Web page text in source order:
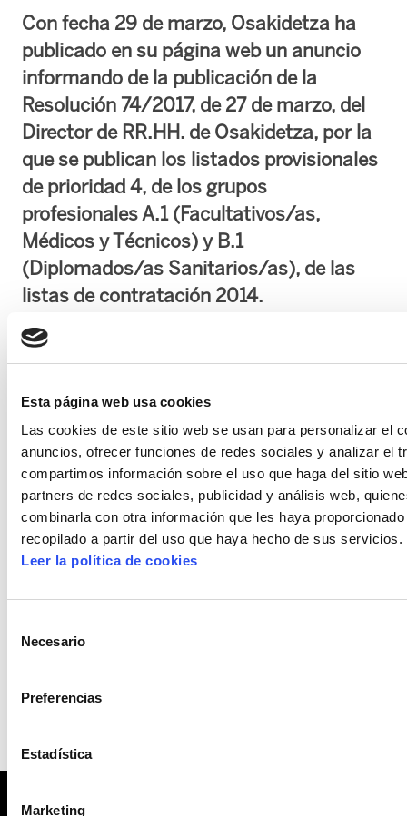
Esta página web usa cookies
Las cookies de este sitio web se usan para personalizar el
anuncios, ofrecer funciones de redes sociales y analizar el
compartimos información sobre el uso que haga del sitio
partners de redes sociales, publicidad y análisis web,
combinarla con otra información que les haya
recopilado a partir del uso que haya hecho de sus servicios.
Leer la política de cookies
Necesario
Preferencias
Estadística
Marketing
Con fecha 29 de marzo, Osakidetza ha
publicado en su página web un anuncio
informando de la publicación de la
Resolución 74/2017, de 27 de marzo, del
Director de RR.HH. de Osakidetza, por la
que se publican los listados provisionales
de prioridad 4, de los grupos
profesionales A.1 (Facultativos/as,
Médicos y Técnicos) y B.1
(Diplomados/as Sanitarios/as), de las
listas de contratación 2014.
La entrada en vigor de estos listados será el
de abrilde 2017.
desde el 30 de marzo al 12 de abril de 2017
Para ver los listados pincha en el siguiente link,
listados
https://lc2014.osakidetza.eus/aLC/cas/Listados/
Provisionales, luego sigue la siguiente ruta,